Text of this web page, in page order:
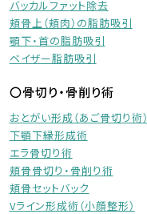
バッカルファット除去
頬骨上（頬肉）の脂肪吸引
顎下・首の脂肪吸引
ベイザー脂肪吸引
〇骨切り・骨削り術
おとがい形成（あご骨切り術）
下顎下縁形成術
エラ骨切り術
頬骨骨切り・骨削り術
頬骨セットバック
Vライン形成術（小顔整形）